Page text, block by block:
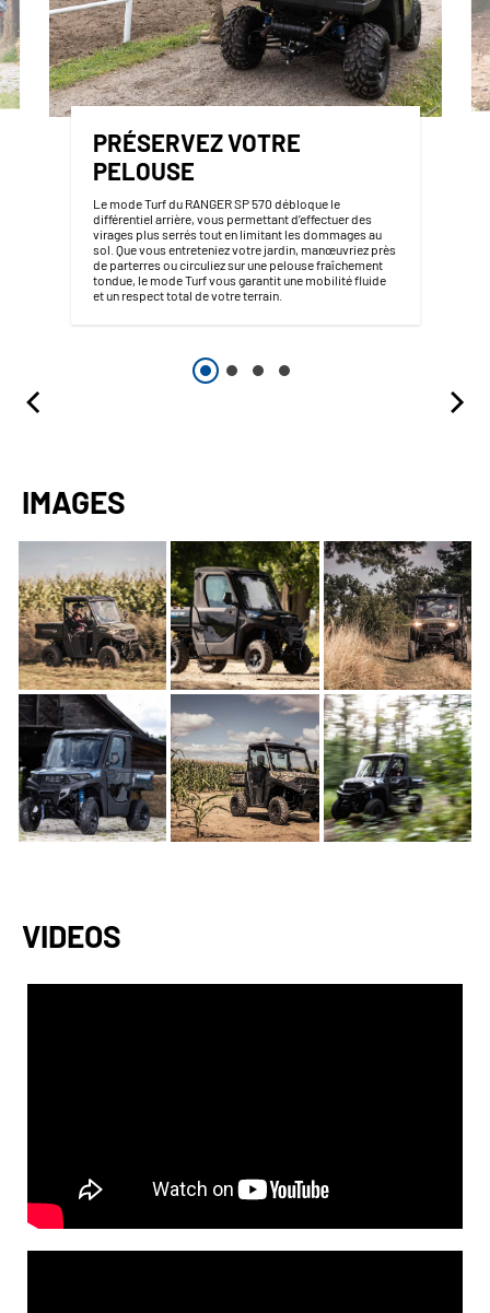
PRÉSERVEZ VOTRE
PELOUSE
Le mode Turf du RANGER SP 570 débloque le
différentiel arrière, vous permettant d’effectuer des
virages plus serrés tout en limitant les dommages au
sol. Que vous entreteniez votre jardin, manœuvriez près
de parterres ou circuliez sur une pelouse fraîchement
tondue, le mode Turf vous garantit une mobilité fluide
et un respect total de votre terrain.
IMAGES
VIDEOS